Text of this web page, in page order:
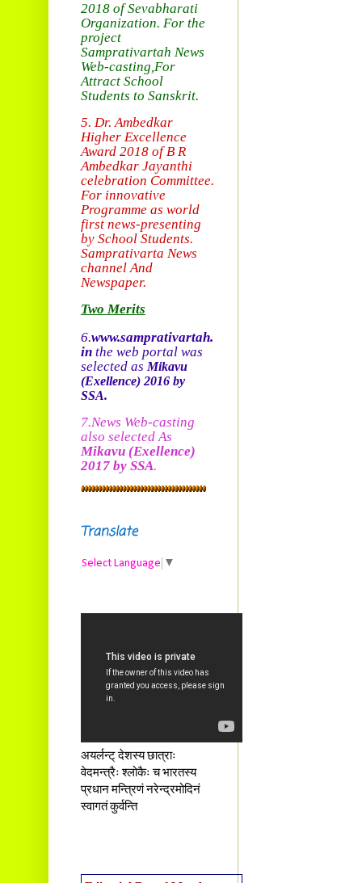
2018 of Sevabharati
Organization. For the
project
Samprativartah News
Web-casting,For
Attract School
Students to Sanskrit.
5. Dr. Ambedkar
Higher Excellence
Award 2018 of B R
Ambedkar Jayanthi
celebration Committee.
For innovative
Programme as world
first news-presenting
by School Students.
Samprativarta News
channel And
Newspaper.
Two Merits
6.www.samprativartah.
in the web portal was
selected asMikavu
(Exellence)2016 by
SSA.
7.News Web-casting
also selected As
Mikavu (Exellence)
2017 by SSA.
Translate
Select Language ▼
अयर्लन्ट् देशस्य छात्राः
वेदमन्त्रैः श्लोकैः च भारतस्य
प्रधान मन्त्रिणं नरेन्द्रमोदिनं
स्वागतं कुर्वन्ति